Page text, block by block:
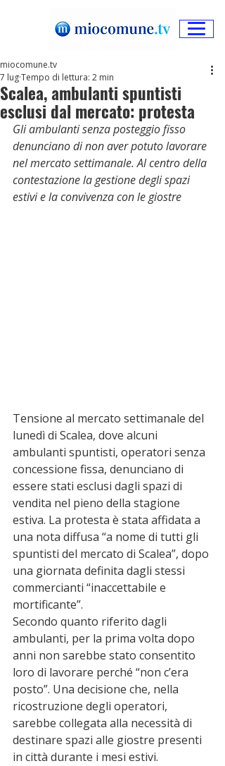
Scalea, ambulanti spuntisti
esclusi dal mercato: protesta
miocomune.tv
7 lugTempo di lettura: 2 min
Gli ambulanti senza posteggio fisso
denunciano di non aver potuto lavorare
nel mercato settimanale. Al centro della
contestazione la gestione degli spazi
estivi e la convivenza con le giostre
Tensione al mercato settimanale del
lunedì di Scalea, dove alcuni
ambulanti spuntisti, operatori senza
concessione fissa, denunciano di
essere stati esclusi dagli spazi di
vendita nel pieno della stagione
estiva. La protesta è stata affidata a
una nota diffusa “a nome di tutti gli
spuntisti del mercato di Scalea”, dopo
una giornata definita dagli stessi
commercianti “inaccettabile e
mortificante”.
Secondo quanto riferito dagli
ambulanti, per la prima volta dopo
anni non sarebbe stato consentito
loro di lavorare perché “non c’era
posto”. Una decisione che, nella
ricostruzione degli operatori,
sarebbe collegata alla necessità di
destinare spazi alle giostre presenti
in città durante i mesi estivi.